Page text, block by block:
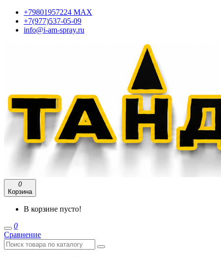
+79801957224 МАХ
+7(977)537-05-09
info@i-am-spray.ru
0
Корзина
В корзине пусто!
0
Сравнение